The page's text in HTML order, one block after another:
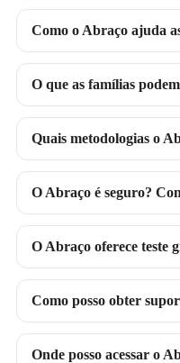
Como o Abraço ajuda
O que as famílias
Quais metodologias o
O Abraço é seguro?
O Abraço oferece teste
Como posso obter
Onde posso acessar o